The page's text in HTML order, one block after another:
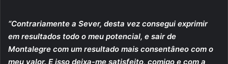
“Contrariamente a Sever, desta vez consegui exprimir
em resultados todo o meu potencial, e sair de
Montalegre com um resultado mais consentâneo com o
meu valor. E isso deixa-me satisfeito, comigo e com a